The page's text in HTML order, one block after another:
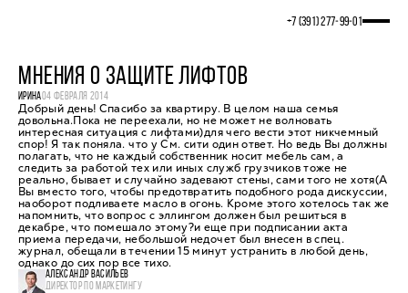
+7 (391) 277‒99‒01
МНЕНИЯ О ЗАЩИТЕ ЛИФТОВ
ИРИНА04 ФЕВРАЛЯ 2014
Добрый день! Спасибо за квартиру. В целом наша семья
довольна.Пока не переехали, но не может не волновать
интересная ситуация с лифтами)для чего вести этот никчемный
спор! Я так поняла. что у См. сити один ответ. Но ведь Вы должны
полагать, что не каждый собственник носит мебель сам, а
следить за работой тех или иных служб грузчиков тоже не
реально, бывает и случайно задевают стены, сами того не хотя(А
Вы вместо того, чтобы предотвратить подобного рода дискуссии,
наоборот подливаете масло в огонь. Кроме этого хотелось так же
напомнить, что вопрос с эллингом должен был решиться в
декабре, что помешало этому?и еще при подписании акта
приема передачи, небольшой недочет был внесен в спец.
журнал, обещали в течении 15 минут устранить в любой день,
однако до сих пор все тихо.
АЛЕКСАНДР ВАСИЛЬЕВ
ДИРЕКТОР ПО МАРКЕТИНГУ